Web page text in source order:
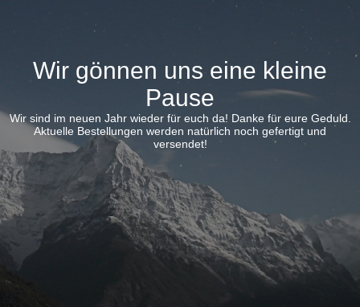
Wir gönnen uns eine kleine
Pause
Wir sind im neuen Jahr wieder für euch da! Danke für eure Geduld.
Aktuelle Bestellungen werden natürlich noch gefertigt und
versendet!